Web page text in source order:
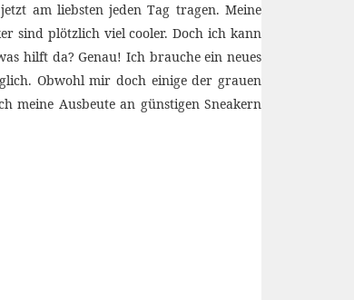
am liebsten jeden Tag tragen. Meine
sind plötzlich viel cooler. Doch ich kann
hilft da? Genau! Ich brauche ein neues
Obwohl mir doch einige der grauen
meine Ausbeute an günstigen Sneakern